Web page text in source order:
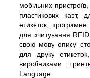
мобільних
пластикових карт,
етикеток, програмне
для зчитування
свою мову опису
для друку
виробниками
Language.